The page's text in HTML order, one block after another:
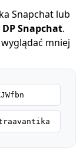
Snapchat lub
Snapchat.
mniej